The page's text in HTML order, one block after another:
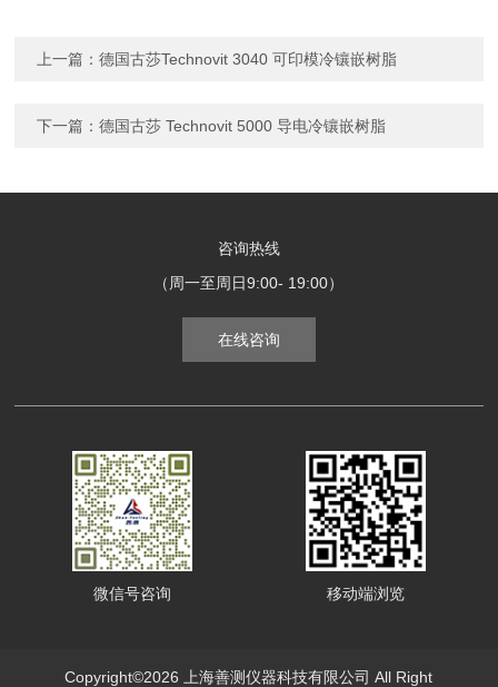
上一篇：德国古莎Technovit 3040 可印模冷镶嵌树脂
下一篇：德国古莎 Technovit 5000 导电冷镶嵌树脂
咨询热线
（周一至周日9:00- 19:00）
在线咨询
微信号咨询 移动端浏览
Copyright©2026 上海善测仪器科技有限公司 All Right